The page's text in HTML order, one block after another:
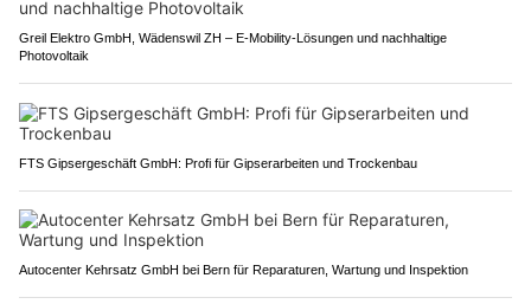
Greil Elektro GmbH, Wädenswil ZH – E-Mobility-Lösungen und nachhaltige
Photovoltaik
FTS Gipsergeschäft GmbH: Profi für Gipserarbeiten und Trockenbau
Autocenter Kehrsatz GmbH bei Bern für Reparaturen, Wartung und Inspektion